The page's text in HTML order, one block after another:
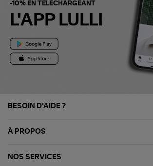
-10% EN TÉLÉCHARGEANT
L'APP LULLI
BESOIN D'AIDE ?
À PROPOS
NOS SERVICES